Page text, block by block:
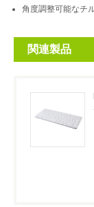
角度調整可能なチ
関連製品